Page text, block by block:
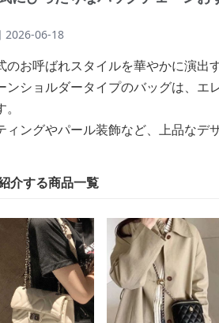
2026-06-18
のお呼ばれスタイルを華やかに演出
ンショルダータイプのバッグは、エ
ィングやパール装飾など、上品なデ
介する商品一覧